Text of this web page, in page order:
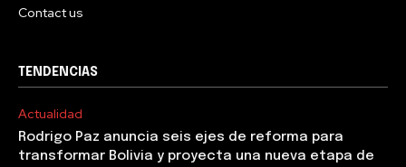
Contact us
TENDENCIAS
Actualidad
Rodrigo Paz anuncia seis ejes de reforma para
transformar Bolivia y proyecta una nueva etapa de